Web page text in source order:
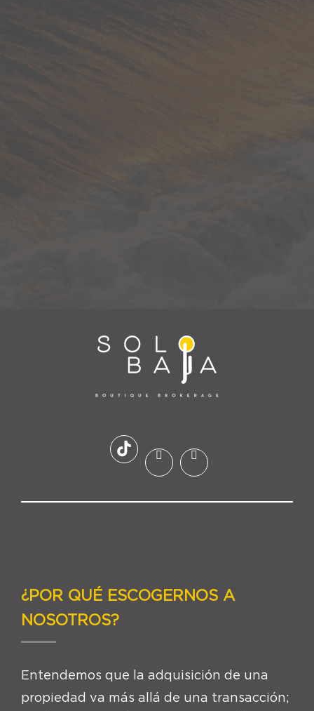
¿POR QUÉ ESCOGERNOS A
NOSOTROS?
Entendemos que la adquisición de una
propiedad va más allá de una transacción;